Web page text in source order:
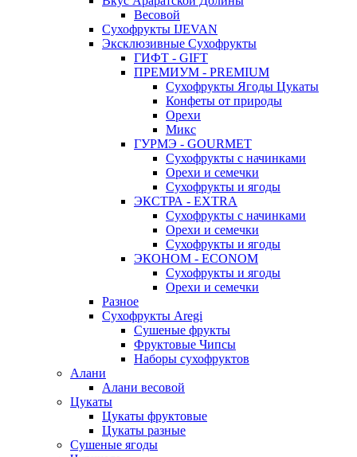
Весовой
Сухофрукты IJEVAN
Эксклюзивные Сухофрукты
ГИФТ - GIFT
ПРЕМИУМ - PREMIUM
Сухофрукты Ягоды Цукаты
Конфеты от природы
Орехи
Микс
ГУРМЭ - GOURMET
Сухофрукты с начинками
Орехи и семечки
Сухофрукты и ягоды
ЭКСТРА - EXTRA
Сухофрукты с начинками
Орехи и семечки
Сухофрукты и ягоды
ЭКОНОМ - ECONOM
Сухофрукты и ягоды
Орехи и семечки
Разное
Сухофрукты Aregi
Сушеные фрукты
Фруктовые Чипсы
Наборы сухофруктов
Алани
Алани весовой
Цукаты
Цукаты фруктовые
Цукаты разные
Сушеные ягоды